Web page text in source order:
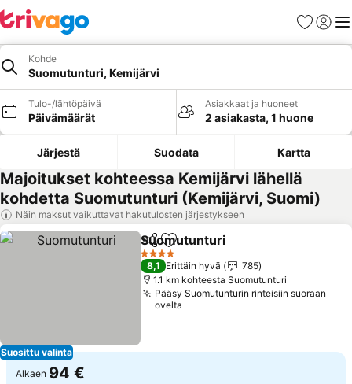
Suosikit
Kohde
Suomutunturi, Kemijärvi
Tulo-/lähtöpäivä
Päivämäärät
Asiakkaat ja huoneet
2 asiakasta, 1 huone
Järjestä Suodata Kartta
Majoitukset kohteessa Kemijärvi lähellä
kohdetta Suomutunturi (Kemijärvi, Suomi)
Näin maksut vaikuttavat hakutulosten järjestykseen
Suosittu valinta
Jaa Lisää suosikkeihin
Suomutunturi
4 Tähtiluokitus
8,1 Erittäin hyvä
785
1.1 km kohteesta Suomutunturi
Pääsy Suomutunturin rinteisiin suoraan
ovelta
Alkaen 94 €